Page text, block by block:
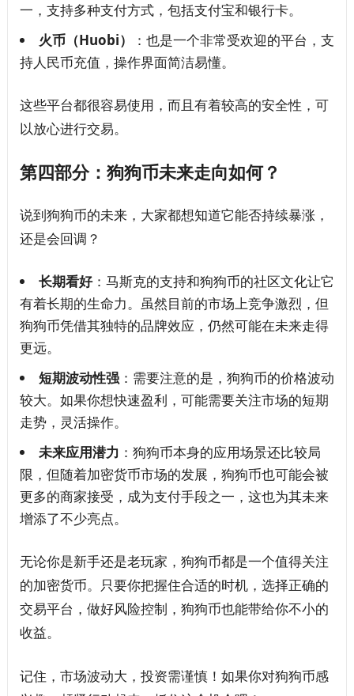
一，支持多种支付方式，包括支付宝和银行卡。
火币（Huobi）
：也是一个非常受欢迎的平台，支
持人民币充值，操作界面简洁易懂。
这些平台都很容易使用，而且有着较高的安全性，可
以放心进行交易。
第四部分：狗狗币未来走向如何？
说到狗狗币的未来，大家都想知道它能否持续暴涨，
还是会回调？
长期看好：马斯克的支持和狗狗币的社区文化让它
有着长期的生命力。虽然目前的市场上竞争激烈，但
狗狗币凭借其独特的品牌效应，仍然可能在未来走得
更远。
短期波动性强：需要注意的是，狗狗币的价格波动
较大。如果你想快速盈利，可能需要关注市场的短期
走势，灵活操作。
未来应用潜力 ：狗狗币本身的应用场景还比较局
限，但随着加密货币市场的发展，狗狗币也可能会被
更多的商家接受，成为支付手段之一，这也为其未来
增添了不少亮点。
无论你是新手还是老玩家，狗狗币都是一个值得关注
的加密货币。只要你把握住合适的时机，选择正确的
交易平台，做好风险控制，狗狗币也能带给你不小的
收益。
记住，市场波动大，投资需谨慎！如果你对狗狗币感